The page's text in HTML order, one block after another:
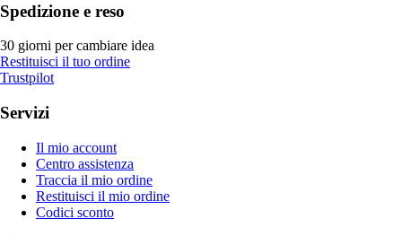
Spedizione e reso
30 giorni per cambiare idea
Restituisci il tuo ordine
Trustpilot
Servizi
Il mio account
Centro assistenza
Traccia il mio ordine
Restituisci il mio ordine
Codici sconto